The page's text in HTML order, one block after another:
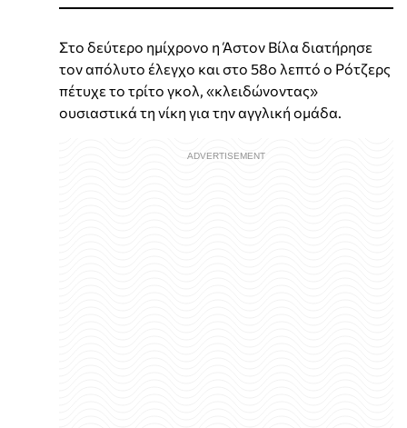
Στο δεύτερο ημίχρονο η Άστον Βίλα διατήρησε
τον απόλυτο έλεγχο και στο 58ο λεπτό ο Ρότζερς
πέτυχε το τρίτο γκολ, «κλειδώνοντας»
ουσιαστικά τη νίκη για την αγγλική ομάδα.